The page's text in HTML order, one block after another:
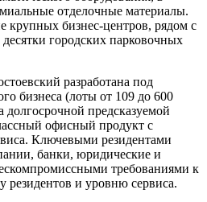
отделочные материалы.
крупных бизнес-центров, рядом с
городских парковочных
разработана под
бизнеса (лоты от 109 до 600
долгосрочной предсказуемой
офисный продукт с
Ключевыми резидентами
банки, юридические и
требованиями к
резидентов и уровню сервиса.